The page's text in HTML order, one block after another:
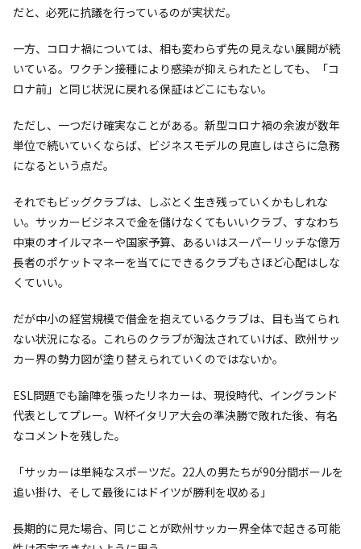
だと、必死に抗議を行っているのが実状だ。
一方、コロナ禍については、相も変わらず先の見えない展開が続
いている。ワクチン接種により感染が抑えられたとしても、「コ
ロナ前」と同じ状況に戻れる保証はどこにもない。
ただし、一つだけ確実なことがある。新型コロナ禍の余波が数年
単位で続いていくならば、ビジネスモデルの見直しはさらに急務
になるという点だ。
それでもビッグクラブは、しぶとく生き残っていくかもしれな
い。サッカービジネスで金を儲けなくてもいいクラブ、すなわち
中東のオイルマネーや国家予算、あるいはスーパーリッチな億万
長者のポケットマネーを当てにできるクラブもさほど心配はしな
くていい。
だが中小の経営規模で借金を抱えているクラブは、目も当てられ
ない状況になる。これらのクラブが淘汰されていけば、欧州サッ
カー界の勢力図が塗り替えられていくのではないか。
ESL問題でも論陣を張ったリネカーは、現役時代、イングランド
代表としてプレー。W杯イタリア大会の準決勝で敗れた後、有名
なコメントを残した。
「サッカーは単純なスポーツだ。22人の男たちが90分間ボールを
追い掛け、そして最後にはドイツが勝利を収める」
長期的に見た場合、同じことが欧州サッカー界全体で起きる可能